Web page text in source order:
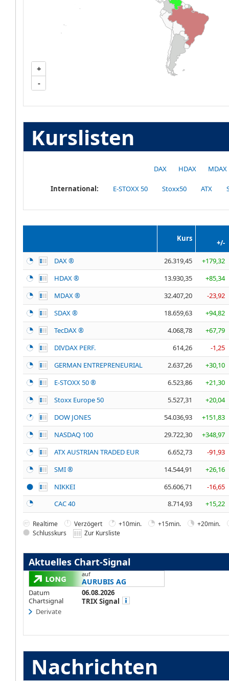
+
-
Kurslisten
DAX HDAX MDAX
International: E-STOXX 50 Stoxx50 ATX
Kurs
+/-
DAX ®
26.319,45
+179,32
HDAX ®
13.930,35
+85,34
MDAX ®
32.407,20
-23,92
SDAX ®
18.659,63
+94,82
TecDAX ®
4.068,78
+67,79
DIVDAX PERF.
614,26
-1,25
GERMAN ENTREPRENEURIAL
2.637,26
+30,10
E-STOXX 50 ®
6.523,86
+21,30
Stoxx Europe 50
5.527,31
+20,04
DOW JONES
54.036,93
+151,83
NASDAQ 100
29.722,30
+348,97
ATX AUSTRIAN TRADED EUR
6.652,73
-91,93
SMI ®
14.544,91
+26,16
NIKKEI
65.606,71
-16,65
CAC 40
8.714,93 +15,22
Realtime Verzögert +10min. +15min.
+20min.
Schlusskurs
Zur Kursliste
Aktuelles Chart-Signal
auf
AURUBIS AG
Datum
06.08.2026
Chartsignal
TRIX Signal
Derivate
Nachrichten